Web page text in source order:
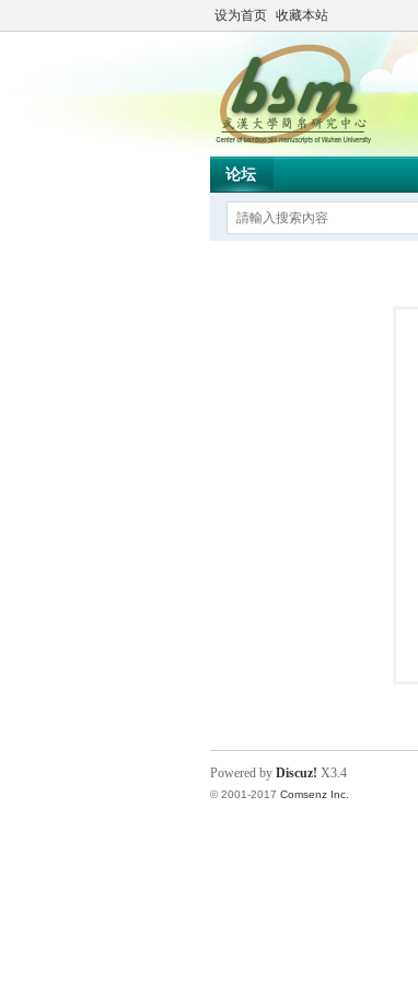
设为首页 收藏本站
论坛
Powered by Discuz! X3.4
© 2001-2017 Comsenz Inc.